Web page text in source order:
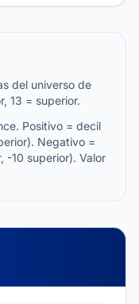
del universo de
13 = superior.
Positivo = decil
Negativo =
-10 superior). Valor